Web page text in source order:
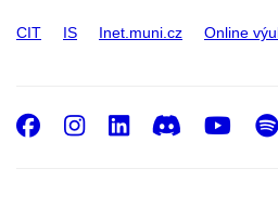
CIT IS Inet.muni.cz Online
Facebook
Instagram
LinkedIn